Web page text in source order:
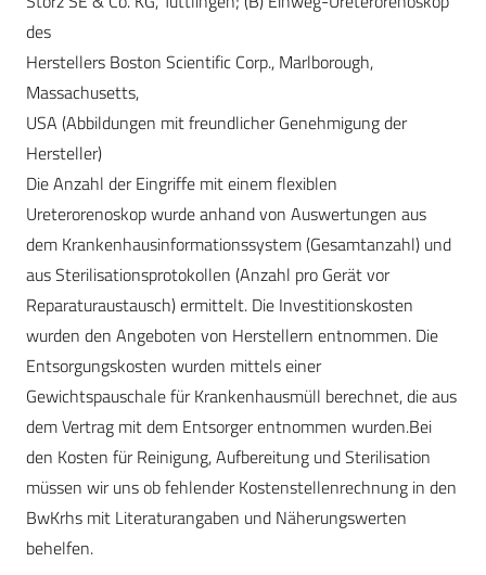
des
Herstellers Boston Scientific Corp., Marlborough,
Massachusetts,
USA (Abbildungen mit freundlicher Genehmigung der
Hersteller)
Die Anzahl der Eingriffe mit einem flexiblen
Ureterorenoskop wurde anhand von Auswertungen aus
dem Krankenhausinformationssystem (Gesamtanzahl) und
aus Sterilisationsprotokollen (Anzahl pro Gerät vor
Reparaturaustausch) ermittelt. Die Investitionskosten
wurden den Angeboten von Herstellern entnommen. Die
Entsorgungskosten wurden mittels einer
Gewichtspauschale für Krankenhausmüll berechnet, die aus
dem Vertrag mit dem Entsorger entnommen wurden.Bei
den Kosten für Reinigung, Aufbereitung und Sterilisation
müssen wir uns ob fehlender Kostenstellenrechnung in den
BwKrhs mit Literaturangaben und Näherungswerten
behelfen.